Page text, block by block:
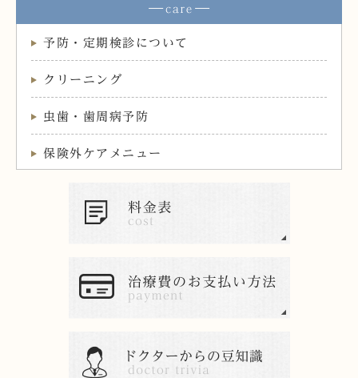
予防・定期検診について
クリーニング
虫歯・歯周病予防
保険外ケアメニュー